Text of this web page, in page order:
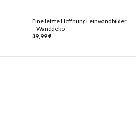
Eine letzte Hoffnung Leinwandbilder
– Wanddeko
39,99€